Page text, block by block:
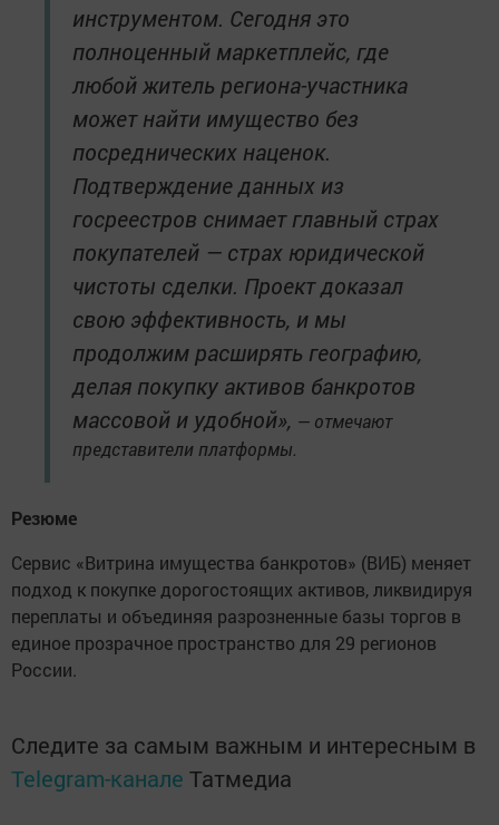
инструментом. Сегодня это
полноценный маркетплейс, где
любой житель региона-участника
может найти имущество без
посреднических наценок.
Подтверждение данных из
госреестров снимает главный страх
покупателей — страх юридической
чистоты сделки. Проект доказал
свою эффективность, и мы
продолжим расширять географию,
делая покупку активов банкротов
массовой и удобной», — отмечают
представители платформы.
Резюме
Сервис «Витрина имущества банкротов» (ВИБ) меняет
подход к покупке дорогостоящих активов, ликвидируя
переплаты и объединяя разрозненные базы торгов в
единое прозрачное пространство для 29 регионов
России.
Следите за самым важным и интересным в
Telegram-канале Татмедиа